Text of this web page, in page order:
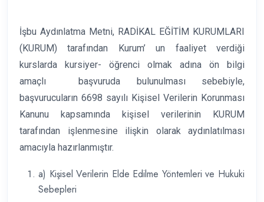
İşbu Aydınlatma Metni, RADİKAL EĞİTİM KURUMLARI
(KURUM) tarafından Kurum’ un faaliyet verdiği
kurslarda kursiyer- öğrenci olmak adına ön bilgi
amaçlı başvuruda bulunulması sebebiyle,
başvurucuların 6698 sayılı Kişisel Verilerin Korunması
Kanunu kapsamında kişisel verilerinin KURUM
tarafından işlenmesine ilişkin olarak aydınlatılması
amacıyla hazırlanmıştır.
a) Kişisel Verilerin Elde Edilme Yöntemleri ve Hukuki
Sebepleri